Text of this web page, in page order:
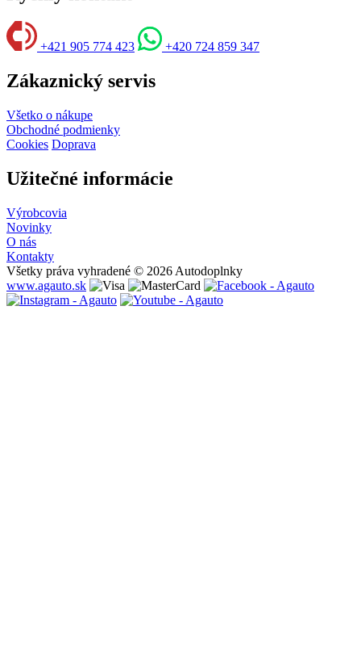
+421 905 774 423 +420 724 859 347
Zákaznický servis
Všetko o nákupe
Obchodné podmienky
Cookies Doprava
Užitečné informácie
Výrobcovia
Novinky
O nás
Kontakty
Všetky práva vyhradené © 2026 Autodoplnky
www.agauto.sk